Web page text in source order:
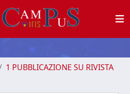
1 PUBBLICAZIONE SU RIVISTA